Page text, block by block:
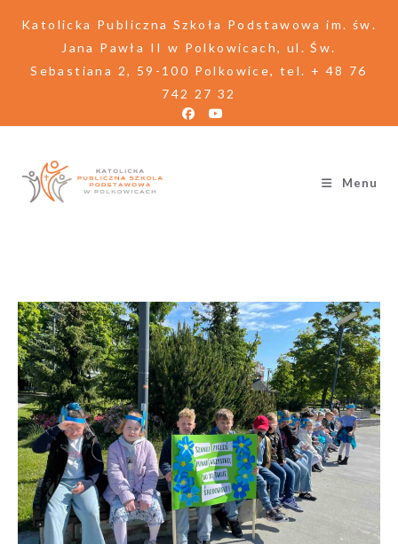
Katolicka Publiczna Szkoła Podstawowa im. św.
Jana Pawła II w Polkowicach, ul. Św.
Sebastiana 2, 59-100 Polkowice, tel. + 48 76
742 27 32
Menu